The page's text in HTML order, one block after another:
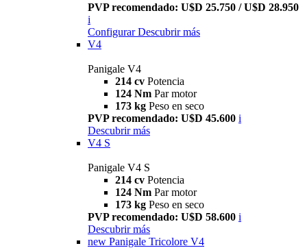
PVP recomendado: U$D 25.750 / U$D 28.950
i
Configurar Descubrir más
V4
Panigale V4
214 cv Potencia
124 Nm Par motor
173 kg Peso en seco
PVP recomendado: U$D 45.600 i
Descubrir más
V4 S
Panigale V4 S
214 cv Potencia
124 Nm Par motor
173 kg Peso en seco
PVP recomendado: U$D 58.600 i
Descubrir más
new Panigale Tricolore V4